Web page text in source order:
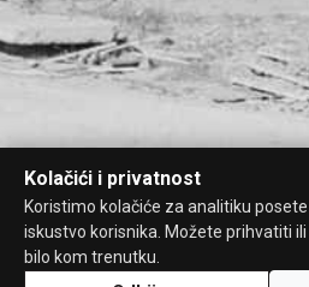
Kolačići i privatnost
Koristimo kolačiće za analitiku
iskustvo korisnika. Možete prihvatiti
bilo kom trenutku.